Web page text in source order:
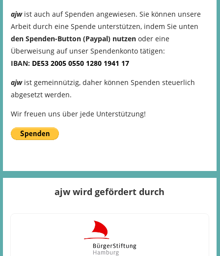
ajw ist auch auf Spenden angewiesen. Sie können unsere
Arbeit durch eine Spende unterstützen, indem Sie unten
den Spenden-Button (Paypal) nutzen oder eine
Überweisung auf unser Spendenkonto tätigen:
IBAN: DE53 2005 0550 1280 1941 17
ajw ist gemeinnützig, daher können Spenden steuerlich
abgesetzt werden.
Wir freuen uns über jede Unterstützung!
ajw wird gefördert durch